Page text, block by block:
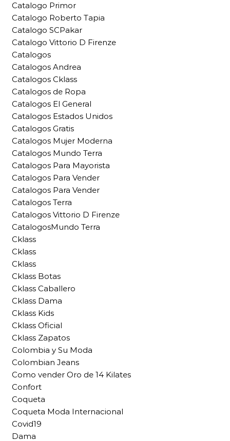
Catalogo Primor
Catalogo Roberto Tapia
Catalogo SCPakar
Catalogo Vittorio D Firenze
Catalogos
Catalogos Andrea
Catalogos Cklass
Catalogos de Ropa
Catalogos El General
Catalogos Estados Unidos
Catalogos Gratis
Catalogos Mujer Moderna
Catalogos Mundo Terra
Catalogos Para Mayorista
Catalogos Para Vender
Catalogos Para Vender
Catalogos Terra
Catalogos Vittorio D Firenze
CatalogosMundo Terra
Cklass
Cklass
Cklass
Cklass Botas
Cklass Caballero
Cklass Dama
Cklass Kids
Cklass Oficial
Cklass Zapatos
Colombia y Su Moda
Colombian Jeans
Como vender Oro de 14 Kilates
Confort
Coqueta
Coqueta Moda Internacional
Covid19
Dama